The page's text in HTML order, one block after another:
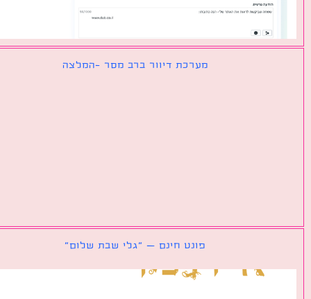
מערכת דיוור ברב מסר -המלצה
פונט חינם – ״גלי שבת שלום״